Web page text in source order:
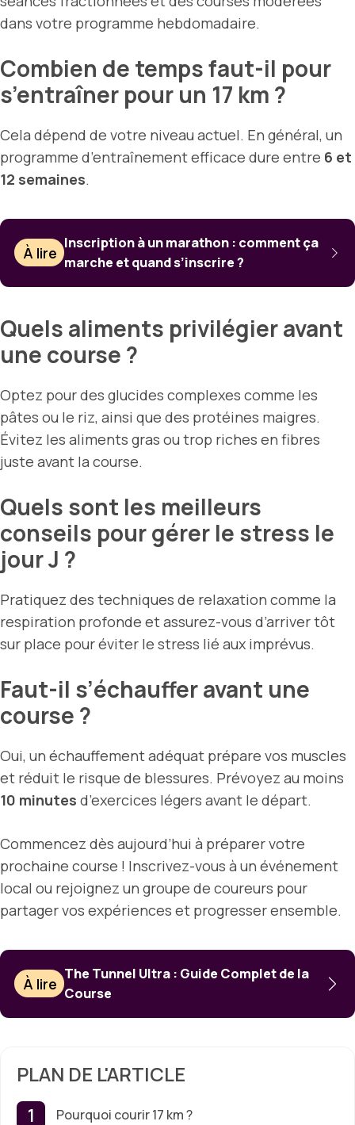
dans votre programme hebdomadaire.
Combien de temps faut-il pour
s’entraîner pour un 17 km ?
Cela dépend de votre niveau actuel. En général, un
programme d’entraînement efficace dure entre 6 et
12 semaines.
À lire
Inscription à un marathon : comment ça
marche et quand s’inscrire ?
Quels aliments privilégier avant
une course ?
Optez pour des glucides complexes comme les
pâtes ou le riz, ainsi que des protéines maigres.
Évitez les aliments gras ou trop riches en fibres
juste avant la course.
Quels sont les meilleurs
conseils pour gérer le stress le
jour J ?
Pratiquez des techniques de relaxation comme la
respiration profonde et assurez-vous d’arriver tôt
sur place pour éviter le stress lié aux imprévus.
Faut-il s’échauffer avant une
course ?
Oui, un échauffement adéquat prépare vos muscles
et réduit le risque de blessures. Prévoyez au moins
10 minutes d’exercices légers avant le départ.
Commencez dès aujourd’hui à préparer votre
prochaine course ! Inscrivez-vous à un événement
local ou rejoignez un groupe de coureurs pour
partager vos expériences et progresser ensemble.
À lire
The Tunnel Ultra : Guide Complet de la
Course
PLAN DE L'ARTICLE
Pourquoi courir 17 km ?